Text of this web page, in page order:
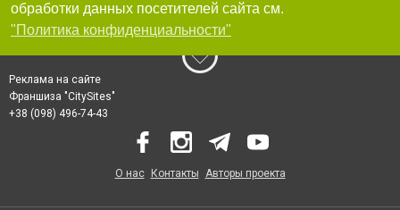
обработки данных посетителей сайта см.
"Политика конфиденциальности"
Реклама на сайте
Франшиза "CitySites"
+38 (098) 496-74-43
О нас Контакты Авторы проекта